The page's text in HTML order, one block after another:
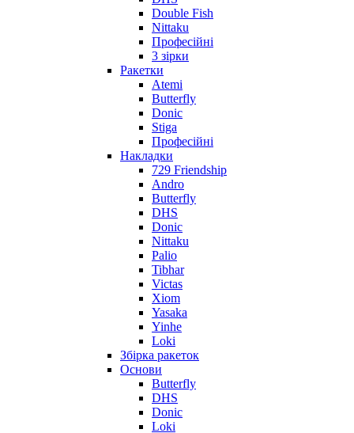
Double Fish
Nittaku
Професійні
3 зірки
Ракетки
Atemi
Butterfly
Donic
Stiga
Професійні
Накладки
729 Friendship
Andro
Butterfly
DHS
Donic
Nittaku
Palio
Tibhar
Victas
Xiom
Yasaka
Yinhe
Loki
Збірка ракеток
Основи
Butterfly
DHS
Donic
Loki